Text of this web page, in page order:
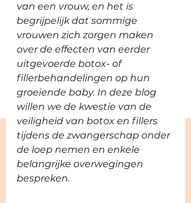
van een vrouw, en het is
begrijpelijk dat sommige
vrouwen zich zorgen maken
over de effecten van eerder
uitgevoerde botox- of
fillerbehandelingen op hun
groeiende baby. In deze blog
willen we de kwestie van de
veiligheid van botox en fillers
tijdens de zwangerschap onder
de loep nemen en enkele
belangrijke overwegingen
bespreken.